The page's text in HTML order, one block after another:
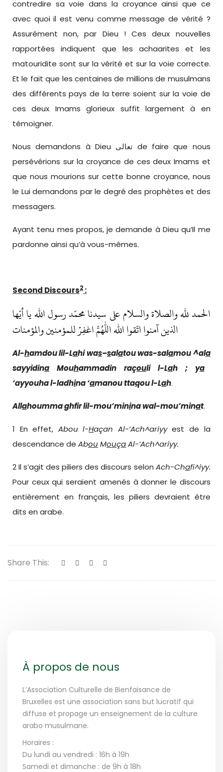
contredire sa voie dans la croyance ainsi que ce
avec quoi il est venu comme message de vérité ?
Assurément non, par Dieu ! Ces deux nouvelles
rapportées indiquent que les achaarites et les
matouridite sont sur la vérité et sur la voie correcte.
Et le fait que les centaines de millions de musulmans
des différents pays de la terre soient sur la voie de
ces deux Imams glorieux suffit largement à en
témoigner.
Nous demandons à Dieu تعالى de faire que nous
persévérions sur la croyance de ces deux Imams et
que nous mourions sur cette bonne croyance, nous
le Lui demandons par le degré des prophètes et des
messagers.
Ayant tenu mes propos, je demande à Dieu qu’Il me
pardonne ainsi qu’à vous-mêmes.
Second Discours2 :
الحمد لله والصلاة والسلام على سيدنا محمّد رسول الله يا أيّها
الذين آمنوا اتّقوا الله اللهم اغفِرْ للمؤمنين والمؤمنات
Al-hamdou lil-Lahi was–salatou was-salamou ^ala
sayyidina Mouhammadin raçouli l-Lah ; ya
‘ayyouha l-ladhina ‘amanou ttaqou l-Lah.
Allahoumma ghfir lil-mou’minina wal-mou’minat.
1 En effet, Abou l-Haçan Al-‘Ach^ariyyest de la
descendance de Abou MouçaAl-‘Ach^ariyy.
2 Il s’agit des piliers des discours selon Ach-Chafi^iyy.
Pour ceux qui seraient amenés à donner le discours
entièrement en français, les piliers devraient être
dits en arabe.
Share This:
À propos de nous
L’Association Culturelle de Bienfaisance de
Bruxelles est une association sans but lucratif qui
diffuse et propage un enseignement de la culture
arabo musulmane.
Horaires :
Du lundi au vendredi : 16h à 19h
Samedi et dimanche : de 9h à 18h